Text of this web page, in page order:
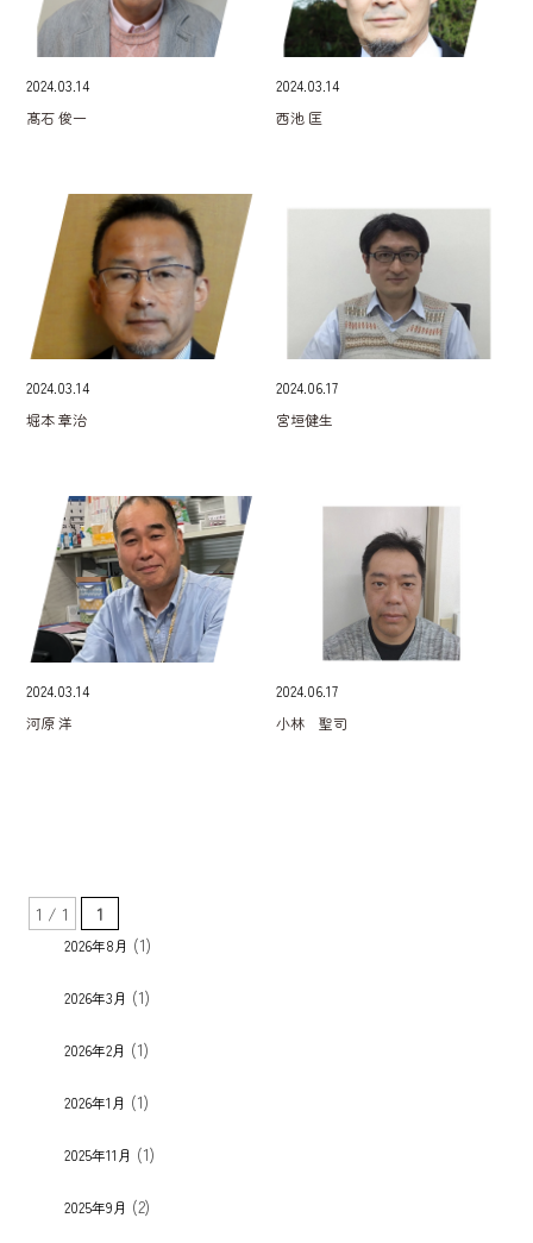
2024.03.14
髙石 俊一
2024.03.14
西池 匡
2024.03.14
堀本 章治
2024.06.17
宮垣健生
2024.03.14
河原 洋
2024.06.17
小林 聖司
1 / 1 1
2026年8月 (1)
2026年3月 (1)
2026年2月 (1)
2026年1月 (1)
2025年11月 (1)
2025年9月 (2)